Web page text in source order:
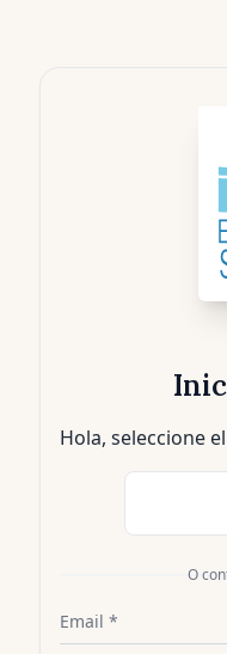
Hola, seleccione
O
Email *